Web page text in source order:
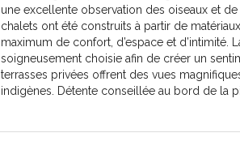
une excellente observation des oiseaux et
chalets ont été construits à partir de
maximum de confort, d’espace et d’intimité.
soigneusement choisie afin de créer un
terrasses privées offrent des vues
indigènes. Détente conseillée au bord de la